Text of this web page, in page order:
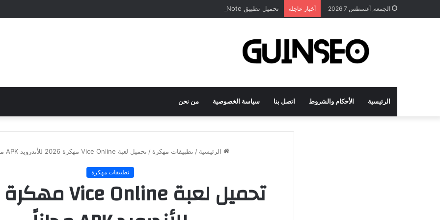
الجمعة, أغسطس 7 2026 أخبار عاجلة تحميل تطبيق DrawNote مهكر 2026 النسخة المدفوعة للأندرويد مجاناً
الرئيسية الأحكام والشروط اتصل بنا سياسة الخصوصية من نحن
الرئيسية / تطبيقات مهكرة / تحميل لعبة Vice Online مهكرة 2026 للأندرويد APK مجاناً
تطبيقات مهكرة